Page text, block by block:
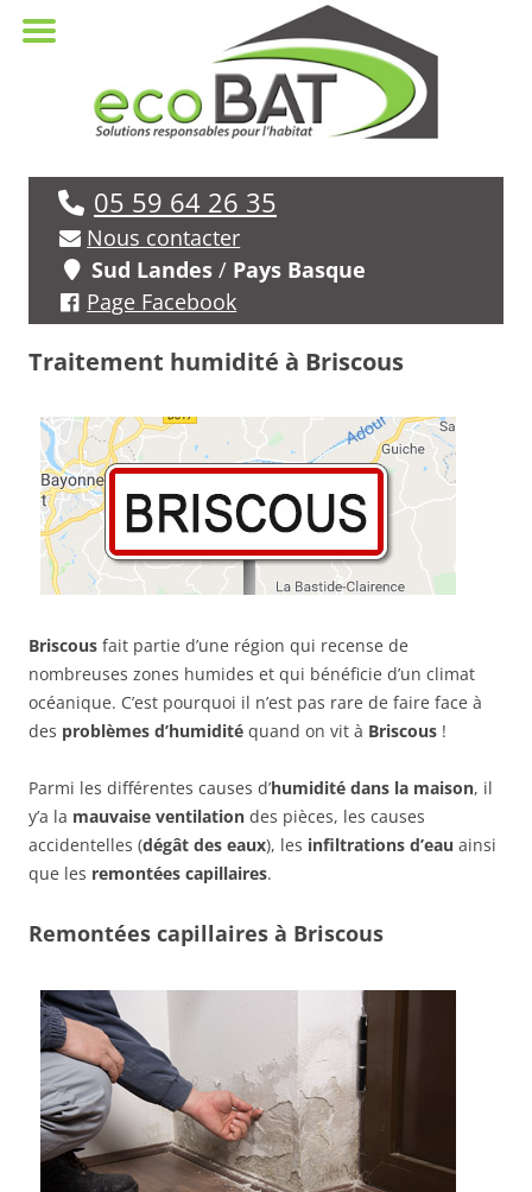
05 59 64 26 35
Nous contacter
Sud Landes / Pays Basque
Page Facebook
Traitement humidité à Briscous
Briscous fait partie d’une région qui recense de
nombreuses zones humides et qui bénéficie d’un climat
océanique. C’est pourquoi il n’est pas rare de faire face à
des problèmes d’humidité quand on vit à Briscous !
Parmi les différentes causes d’humidité dans la maison, il
y’a la mauvaise ventilation des pièces, les causes
accidentelles (dégât des eaux), les infiltrations d’eau ainsi
que les remontées capillaires.
Remontées capillaires à Briscous